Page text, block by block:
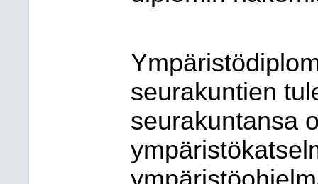
seurakuntien
seurakuntansa